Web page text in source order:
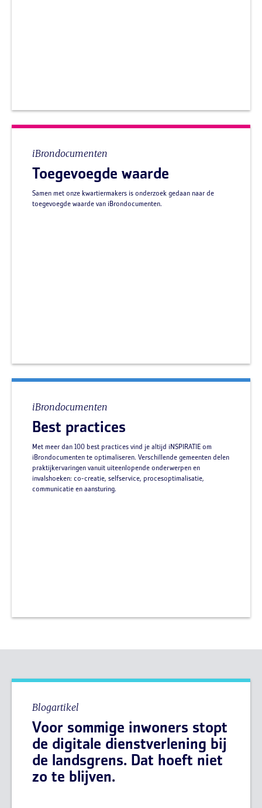
iBrondocumenten
Toegevoegde waarde
Samen met onze kwartiermakers is onderzoek gedaan naar de
toegevoegde waarde van iBrondocumenten.
iBrondocumenten
Best practices
Met meer dan 100 best practices vind je altijd iNSPIRATIE om
iBrondocumenten te optimaliseren. Verschillende gemeenten delen
praktijkervaringen vanuit uiteenlopende onderwerpen en
invalshoeken: co-creatie, selfservice, procesoptimalisatie,
communicatie en aansturing.
Blogartikel
Voor sommige inwoners stopt
de digitale dienstverlening bij
de landsgrens. Dat hoeft niet
zo te blijven.